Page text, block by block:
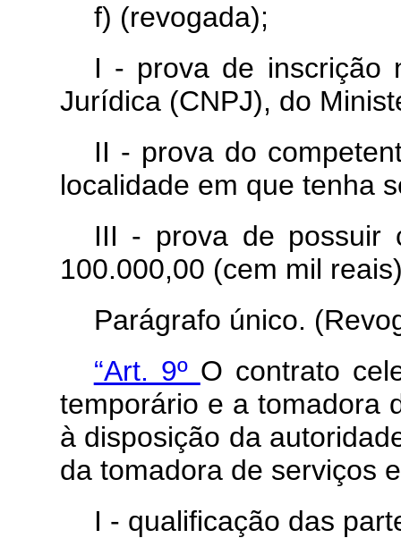
f) (revogada);
I - prova de inscrição
Jurídica (CNPJ), do
II - prova do
localidade em que tenha
III - prova de possuir
100.000,00 (cem mil
Parágrafo único.
“Art. 9º O contrato
temporário e a tomadora
à disposição da
da tomadora de serviços
I - qualificação das